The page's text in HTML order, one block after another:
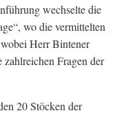
wechselte die
wo die vermittelten
Herr Bintener
Fragen der
20 Stöcken der